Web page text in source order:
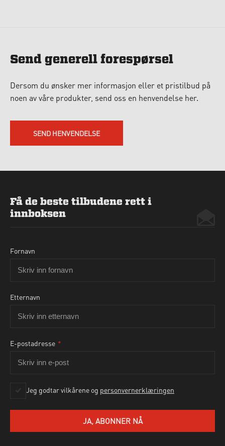
Send generell forespørsel
Dersom du ønsker mer informasjon eller et pristilbud på
noen av våre produkter, send oss en henvendelse her.
SEND HENVENDELSE
SEND HENVENDELSE
Få de beste tilbudene rett i
innboksen
Fornavn
Etternavn
E-postadresse *
Jeg godtar vilkårene og personvernerklæringen
JA, ABONNER NÅ